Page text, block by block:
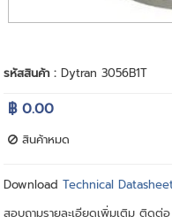
รหัสสินค้า :Dytran 3056B1T
฿ 0.00
สินค้าหมด
DownloadTechnical
สอบถามรายละเอียดเพิ่มเติม ติดต่